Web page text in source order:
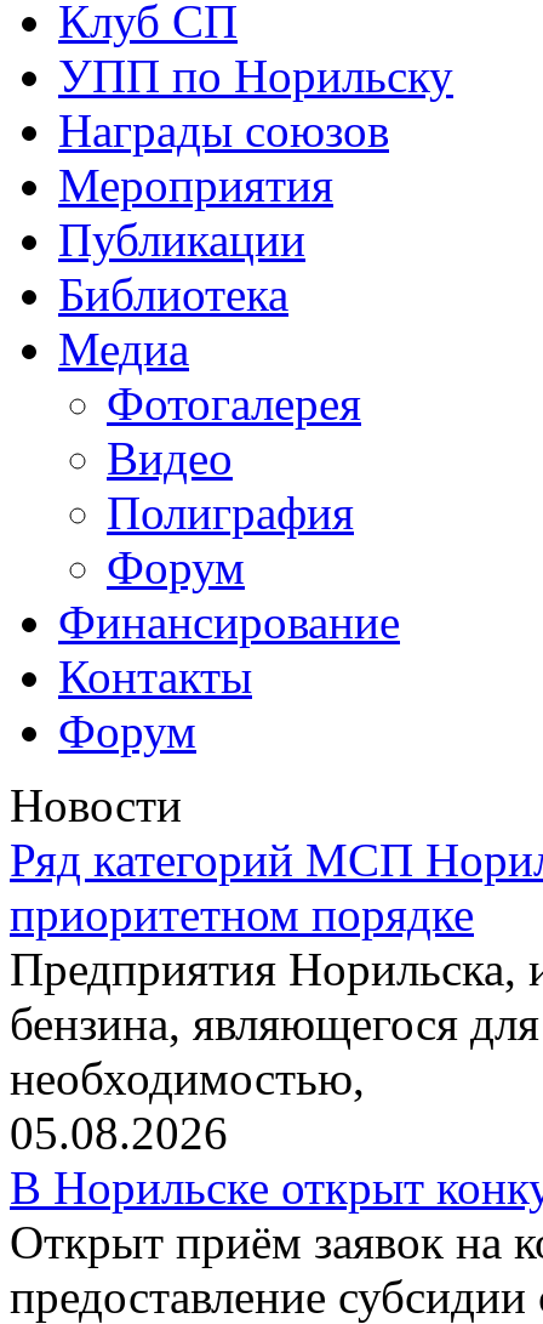
Клуб СП
УПП по Норильску
Награды союзов
Мероприятия
Публикации
Библиотека
Медиа
Фотогалерея
Видео
Полиграфия
Форум
Финансирование
Контакты
Форум
Новости
Ряд категорий МСП
приоритетном порядке
Предприятия
бензина, являющегося
необходимостью,
05.08.2026
В Норильске открыт
Открыт приём заявок на
предоставление